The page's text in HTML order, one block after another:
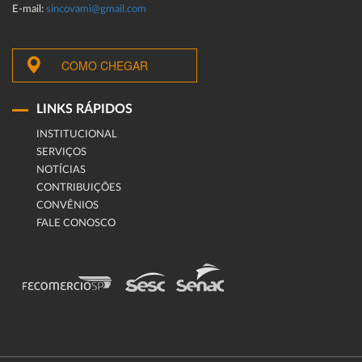
E-mail: sincovami@gmail.com
COMO CHEGAR
LINKS RÁPIDOS
INSTITUCIONAL
SERVIÇOS
NOTÍCIAS
CONTRIBUIÇÕES
CONVÊNIOS
FALE CONOSCO